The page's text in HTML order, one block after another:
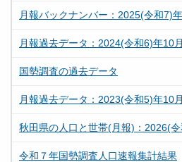
月報バックナンバー：2025(令和7)
月報過去データ：2024(令和6)年10
国勢調査の過去データ
月報過去データ：2023(令和5)年10
秋田県の人口と世帯(月報)：2026(
令和７年国勢調査人口速報集計結果